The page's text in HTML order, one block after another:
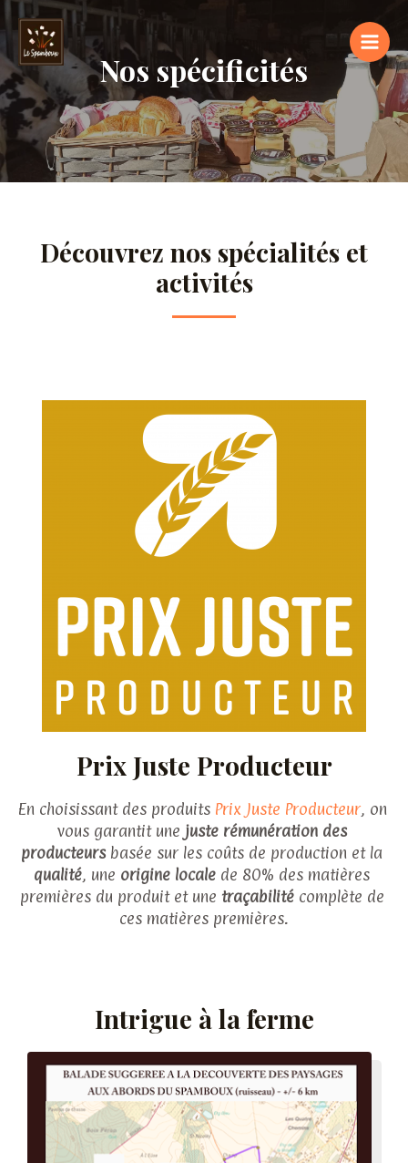
Nos spécificités
Découvrez nos spécialités et
activités
Prix Juste Producteur
En choisissant des produits Prix Juste Producteur, on
vous garantit une juste rémunération des
producteurs
qualité, une origine locale de 80% des matières
premières du produit et une traçabilité complète de
ces matières premières.
Intrigue à la ferme